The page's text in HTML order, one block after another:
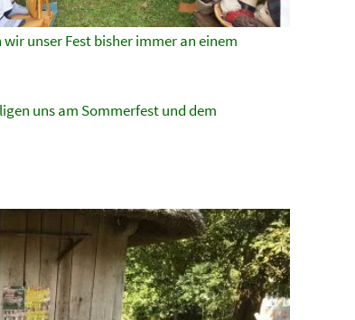
unser Fest bisher immer an einem
uns am Sommerfest und dem